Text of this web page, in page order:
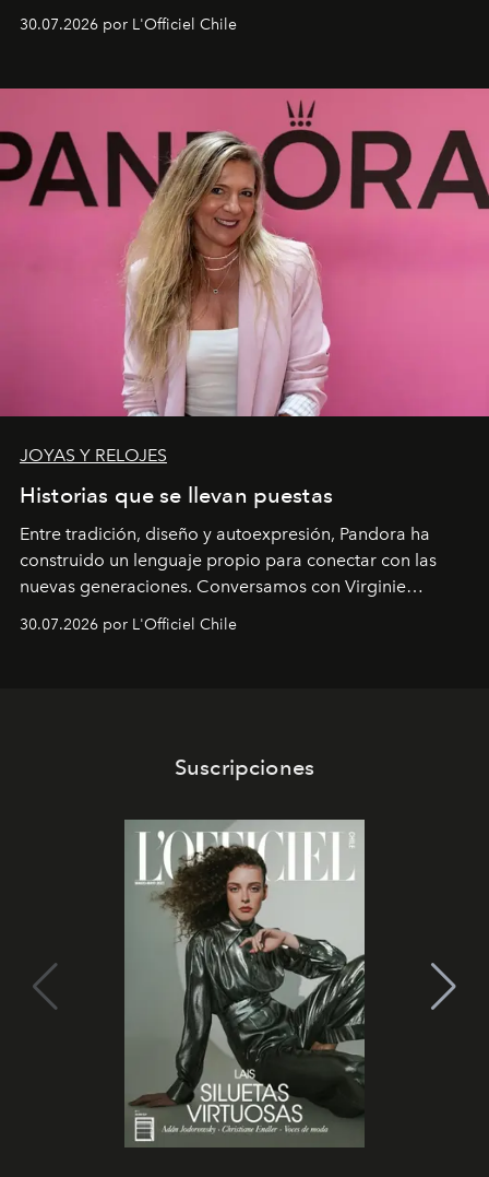
fusiona moda y rendimiento.
30.07.2026 por L'Officiel Chile
JOYAS Y RELOJES
Historias que se llevan puestas
Entre tradición, diseño y autoexpresión, Pandora ha
construido un lenguaje propio para conectar con las
nuevas generaciones. Conversamos con Virginie
Dubray, la responsable de marketing para
Latinoamérica, sobre identidad, cultura y el valor
30.07.2026 por L'Officiel Chile
Suscripciones